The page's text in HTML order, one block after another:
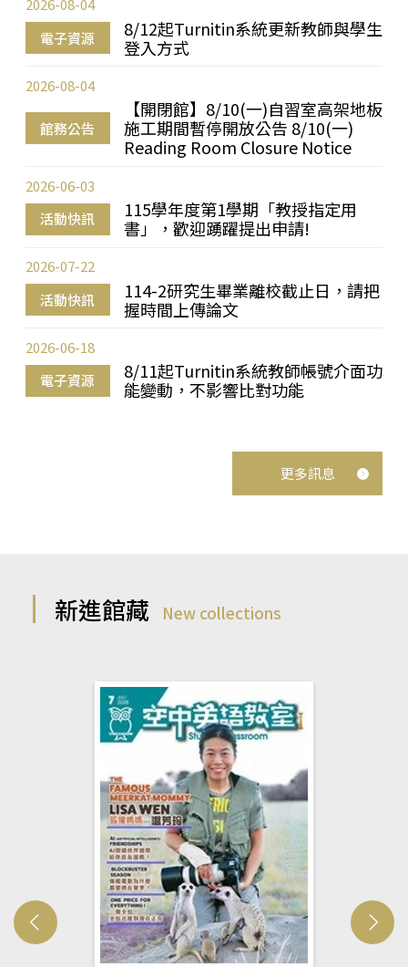
電子資源
8/12起Turnitin系統更新教師與學生
登入方式
2026-08-04
館務公告
【開閉館】8/10(一)自習室高架地板
施工期間暫停開放公告 8/10(一)
Reading Room Closure Notice
2026-08-04
活動快訊
115學年度第1學期「教授指定用
書」，歡迎踴躍提出申請!
2026-06-03
活動快訊
114-2研究生畢業離校截止日，請把
握時間上傳論文
2026-07-22
電子資源
8/11起Turnitin系統教師帳號介面功
能變動，不影響比對功能
2026-06-18
更多訊息
新進館藏 New collections